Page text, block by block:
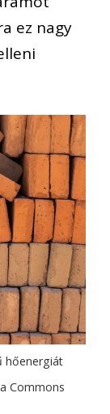
ez nagy
hőenergiát
Commons